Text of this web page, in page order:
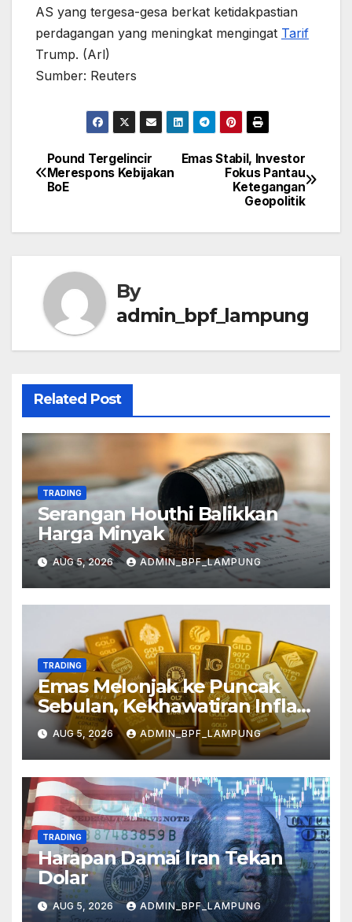
AS yang tergesa-gesa berkat ketidakpastian
perdagangan yang meningkat mengingat Tarif
Trump. (Arl)
Sumber: Reuters
Post
navigation
Emas Stabil, Investor
Fokus Pantau
Ketegangan
Geopolitik
Pound Tergelincir
Merespons Kebijakan
BoE
By
admin_bpf_lampung
Related Post
TRADING
Serangan Houthi Balikkan
Harga Minyak
AUG 5, 2026 ADMIN_BPF_LAMPUNG
TRADING
Emas Melonjak ke Puncak
Sebulan, Kekhawatiran Inflasi
Mereda
AUG 5, 2026 ADMIN_BPF_LAMPUNG
TRADING
Harapan Damai Iran Tekan
Dolar
AUG 5, 2026 ADMIN_BPF_LAMPUNG